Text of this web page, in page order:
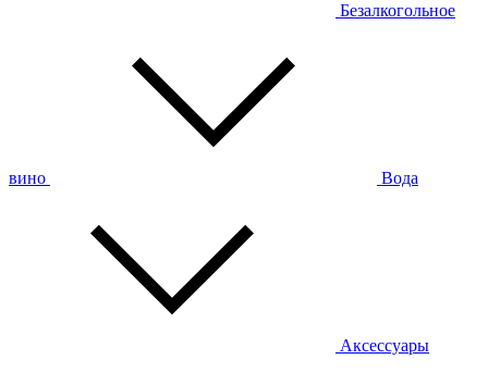
Безалкогольное
вино Вода
Аксессуары